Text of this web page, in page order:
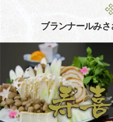
ブランナールみ